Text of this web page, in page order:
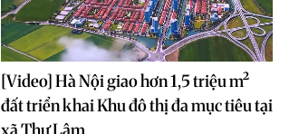
[Video] Hà Nội giao hơn 1,5 triệu m²
đất triển khai Khu đô thị đa mục tiêu tại